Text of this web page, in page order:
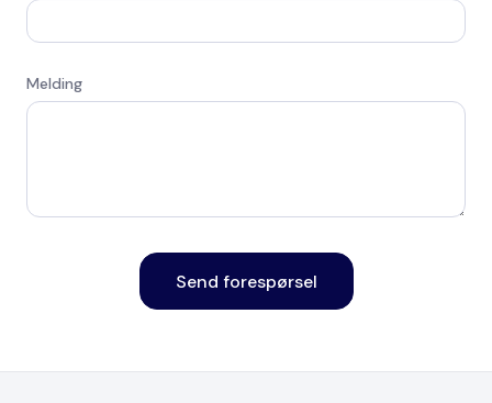
Melding
Send forespørsel